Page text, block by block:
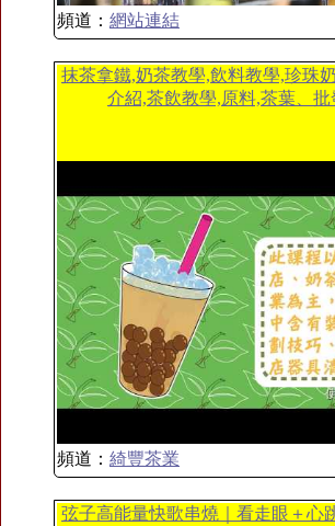
頻道： 網站連結
抹茶拿鐵,奶茶教學,飲料教學,珍珠
介紹,茶飲教學,原料,茶葉、批
頻道： 綺豐茶業
弦子高能量快歌串燒｜看走眼＋心